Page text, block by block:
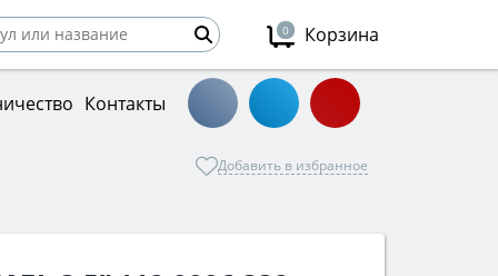
0 Корзина
Контакты
Добавить в избранное